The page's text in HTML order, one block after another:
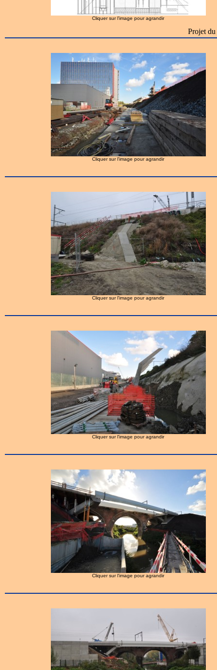
Cliquer sur l'image pour agrandir
Projet
Cliquer sur l'image pour agrandir
Cliquer sur l'image pour agrandir
Cliquer sur l'image pour agrandir
Cliquer sur l'image pour agrandir